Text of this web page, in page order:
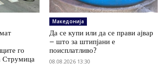
го
Струмица
Македонија
Да се купи или да се прави ајвар
– што за штипјани е
поисплатливо?
08.08.2026 13:30